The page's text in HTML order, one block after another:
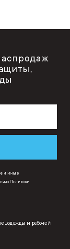
и иные
Политики
и рабочей